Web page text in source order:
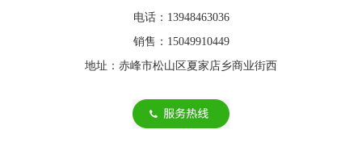
电话：13948463036
销售：15049910449
地址：赤峰市松山区夏家店乡商业街西